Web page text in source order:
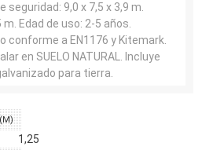
seguridad: 9,0 x 7,5 x 3,9 m.
Edad de uso: 2-5 años.
conforme a EN1176 y Kitemark.
en SUELO NATURAL. Incluye
para tierra.
1,25